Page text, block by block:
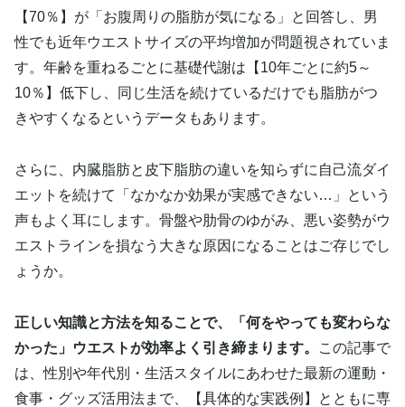
【70％】が「お腹周りの脂肪が気になる」と回答し、男
性でも近年ウエストサイズの平均増加が問題視されていま
す。年齢を重ねるごとに基礎代謝は【10年ごとに約5～
10％】低下し、同じ生活を続けているだけでも脂肪がつ
きやすくなるというデータもあります。
さらに、内臓脂肪と皮下脂肪の違いを知らずに自己流ダイ
エットを続けて「なかなか効果が実感できない…」という
声もよく耳にします。骨盤や肋骨のゆがみ、悪い姿勢がウ
エストラインを損なう大きな原因になることはご存じでし
ょうか。
正しい知識と方法を知ることで、「何をやっても変わらな
かった」ウエストが効率よく引き締まります。
この記事で
は、性別や年代別・生活スタイルにあわせた最新の運動・
食事・グッズ活用法まで、【具体的な実践例】とともに専